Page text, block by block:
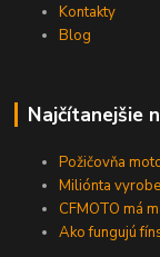
Kontakty
Blog
Najčítanejšie
Požičovňa
Miliónta
CFMOTO má
Ako fungujú